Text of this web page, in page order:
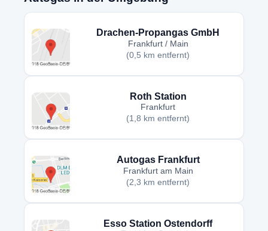
Drachen-Propangas GmbH
Frankfurt / Main
(0,5 km entfernt)
Roth Station
Frankfurt
(1,8 km entfernt)
Autogas Frankfurt
Frankfurt am Main
(2,3 km entfernt)
Esso Station Ostendorff